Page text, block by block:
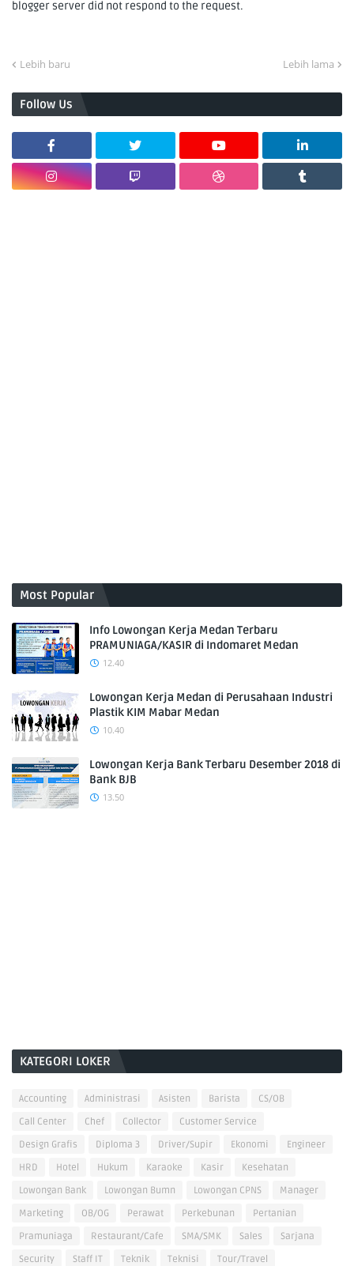
blogger server did not respond to the request.
Lebih baru Lebih lama
Follow Us
Most Popular
Info Lowongan Kerja Medan Terbaru
PRAMUNIAGA/KASIR di Indomaret Medan
12.40
Lowongan Kerja Medan di Perusahaan Industri
Plastik KIM Mabar Medan
10.40
Lowongan Kerja Bank Terbaru Desember 2018 di
Bank BJB
13.50
KATEGORI LOKER
Accounting Administrasi Asisten Barista
CS/OB
Call Center
Chef Collector
Customer Service
Design Grafis
Diploma 3 Driver/Supir Ekonomi
Engineer
HRD
Hotel Hukum Karaoke Kasir
Kesehatan
Lowongan Bank
Lowongan Bumn Lowongan CPNS
Manager
Marketing
OB/OG Perawat Perkebunan
Pertanian
Pramuniaga
Restaurant/Cafe SMA/SMK Sales
Sarjana
Security
Staff IT Teknik Teknisi
Tour/Travel